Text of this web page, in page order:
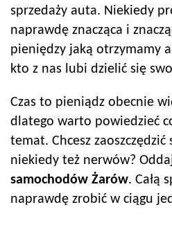
sprzedaży auta. Niekiedy
naprawdę znacząca i
pieniędzy jaką otrzymamy
kto z nas lubi dzielić się
Czas to pieniądz obecnie
dlatego warto powiedzieć
temat. Chcesz
niekiedy też nerwów?
samochodów Żarów. Całą
naprawdę zrobić w ciągu